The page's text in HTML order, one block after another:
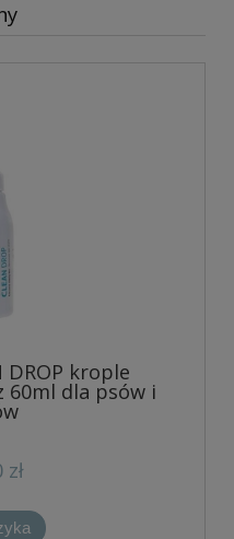
DROP krople
60ml dla psów i
zł